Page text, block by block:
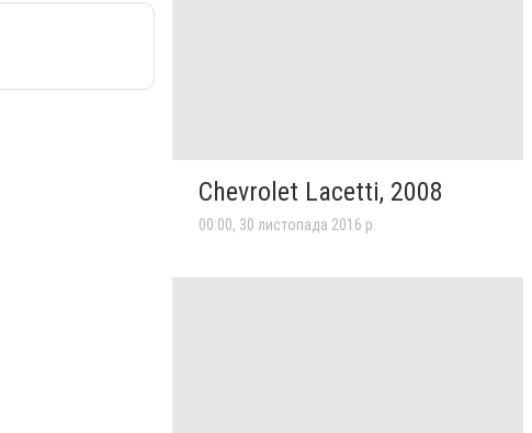
Chevrolet Lacetti, 2008
00:00, 30 листопада 2016 р.